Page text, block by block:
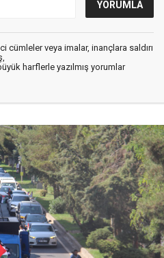
cümleler veya imalar, inançlara saldırı
harflerle yazılmış yorumlar